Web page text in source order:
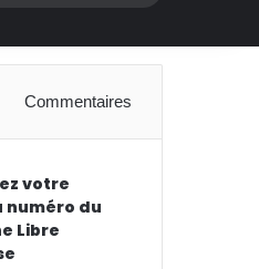
Commentaires
votre
numéro du
Libre